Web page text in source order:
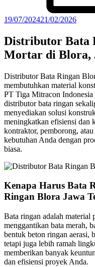
19/07/202421/02/2026
Distributor Bata
Mortar di Blora,
Distributor Bata Ringan
membutuhkan material
PT Tiga Mitracon Indonesia
distributor bata ringan
menyediakan solusi
meningkatkan efisiensi dan
kontraktor, pemborong,
kebutuhan Anda dengan
biasa.
Kenapa Harus Bata
Ringan Blora Jawa
Bata ringan adalah material
menggantikan bata merah,
bentuk beton ringan aerasi,
tetapi juga lebih ramah
memberikan banyak
dan efisiensi proyek Anda.